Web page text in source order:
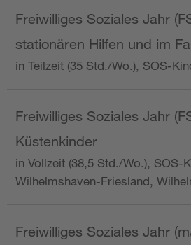
Freiwilliges Soziales Jahr
stationären Hilfen und im
in Teilzeit (35 Std./Wo.), SOS-
Freiwilliges Soziales Jahr
Küstenkinder
in Vollzeit (38,5 Std./Wo.), SOS-
Wilhelmshaven-Friesland,
Freiwilliges Soziales Jahr